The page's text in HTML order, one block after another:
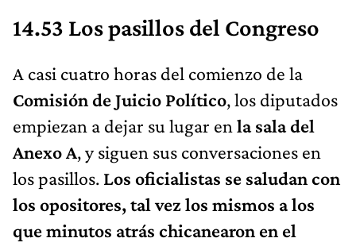
14.53 Los pasillos del Congreso
A casi cuatro horas del comienzo de la
Comisión de Juicio Político, los diputados
empiezan a dejar su lugar en la sala del
Anexo A, y siguen sus conversaciones en
los pasillos. Los oficialistas se saludan con
los opositores, tal vez los mismos a los
que minutos atrás chicanearon en el